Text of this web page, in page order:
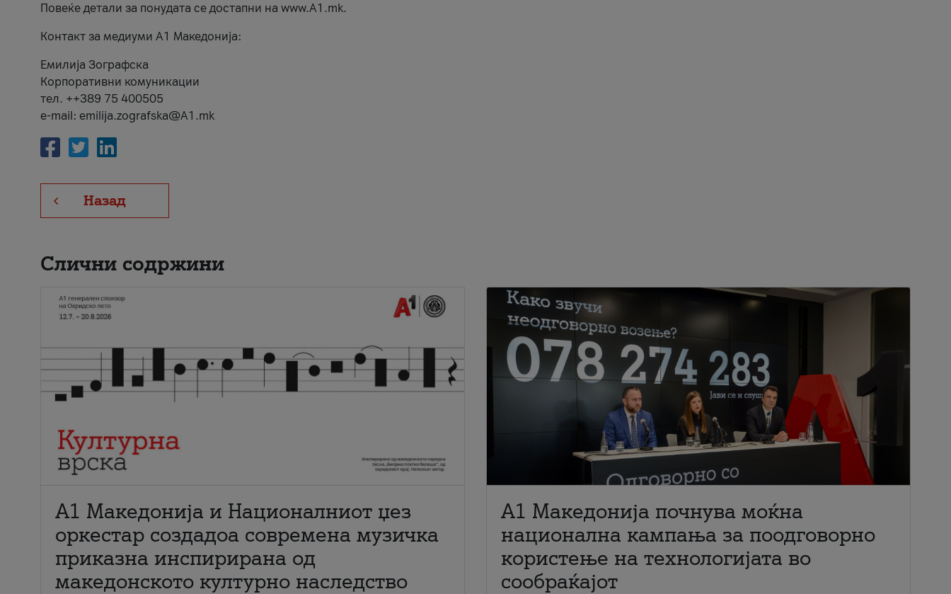
Повеќе детали за понудата се достапни на www.А1.mk.
Контакт за медиуми А1 Македонија:
Емилија Зографска
Корпоративни комуникации
тел. ++389 75 400505
e-mail: emilija.zografska@A1.mk
Назад
Слични содржини
А1 Македонија и Националниот џез
оркестар создадоа современа музичка
приказна инспирирана од
македонското културно наследство
A1 Македонија почнува моќна
национална кампања за поодговорно
користење на технологијата во
сообраќајот